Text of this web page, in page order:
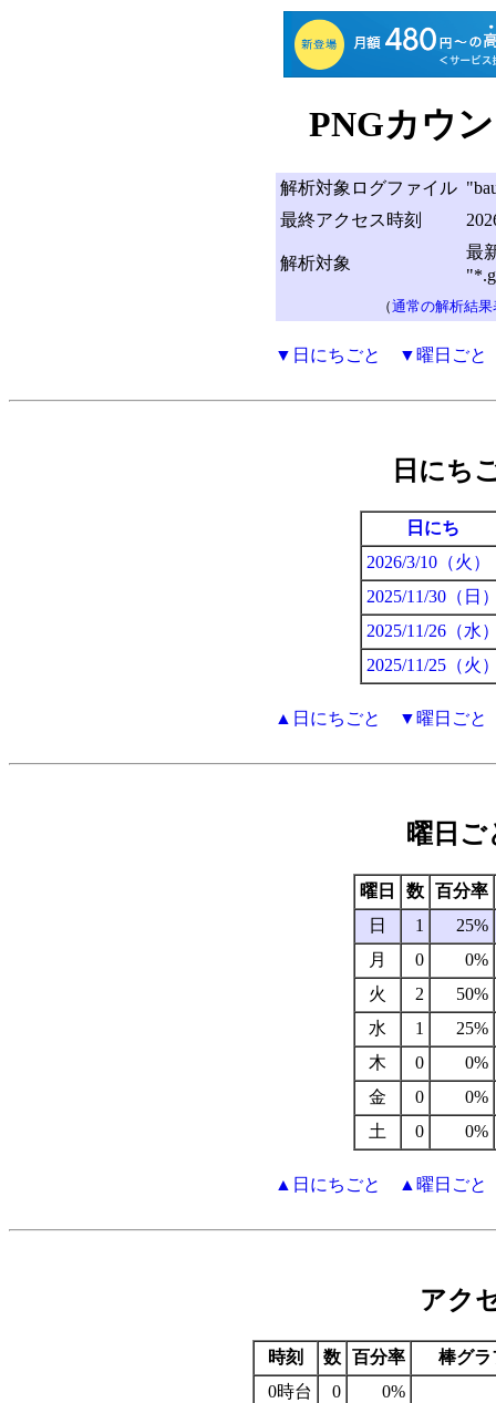
PNGカウ
解析対象ログファイル
最終アクセス時刻
解析対象
最
（通常の解析結
▼日にちごと ▼曜日ごと
日にち
日にち
2026/3/10（火）
2025/11/30（日
2025/11/26（水
2025/11/25（火
▲日にちごと ▼曜日ごと
曜日
曜日 数 百分率
日
1
25%
月
0
0%
火
2
50%
水
1
25%
木
0
0%
金
0
0%
土
0 0%
▲日にちごと ▲曜日ごと
アク
時刻 数 百分率
棒グラ
0時台
0
0%